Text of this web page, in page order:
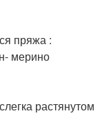
пряжа :
мерино
растянутом